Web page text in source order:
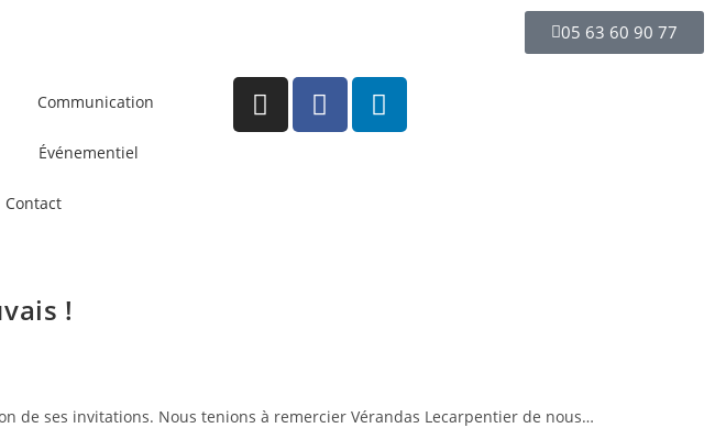
05 63 60 90 77
Communication
Événementiel
Contact
!
de ses invitations. Nous tenions à remercier Vérandas Lecarpentier de nous…